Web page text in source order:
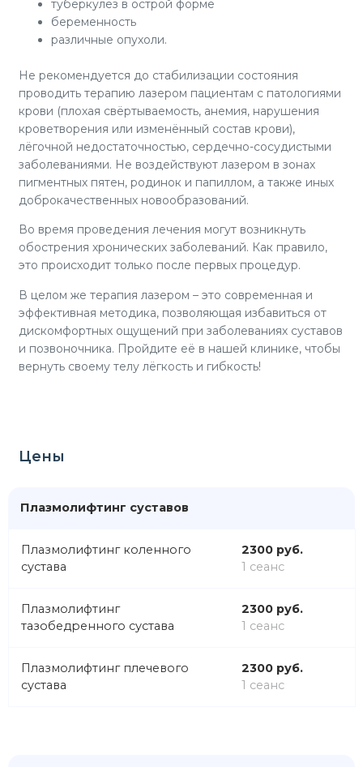
туберкулёз в острой форме
беременность
различные опухоли.
Не рекомендуется до стабилизации состояния
проводить терапию лазером пациентам с патологиями
крови (плохая свёртываемость, анемия, нарушения
кроветворения или изменённый состав крови),
лёгочной недостаточностью, сердечно-сосудистыми
заболеваниями. Не воздействуют лазером в зонах
пигментных пятен, родинок и папиллом, а также иных
доброкачественных новообразований.
Во время проведения лечения могут возникнуть
обострения хронических заболеваний. Как правило,
это происходит только после первых процедур.
В целом же терапия лазером – это современная и
эффективная методика, позволяющая избавиться от
дискомфортных ощущений при заболеваниях суставов
и позвоночника. Пройдите её в нашей клинике, чтобы
вернуть своему телу лёгкость и гибкость!
Цены
Плазмолифтинг суставов
Плазмолифтинг коленного
сустава
2300 руб.
1 сеанс
Плазмолифтинг
тазобедренного сустава
2300 руб.
1 сеанс
Плазмолифтинг плечевого
сустава
2300 руб.
1 сеанс